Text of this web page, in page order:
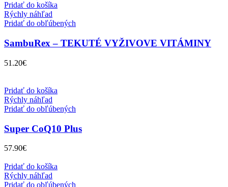
Pridať do košíka
Rýchly náhľad
Pridať do obľúbených
SambuRex – TEKUTÉ VYŽIVOVE VITÁMINY
51.20€
Pridať do košíka
Rýchly náhľad
Pridať do obľúbených
Super CoQ10 Plus
57.90€
Pridať do košíka
Rýchly náhľad
Pridať do obľúbených